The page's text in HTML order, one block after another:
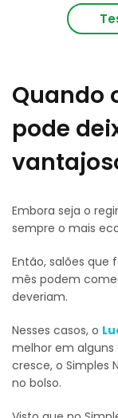
Quando
pode
Embora seja o
sempre o mais
Então, salões que
mês podem
deveriam.
Nesses casos, o
melhor em alguns
cresce, o Simples
no bolso.